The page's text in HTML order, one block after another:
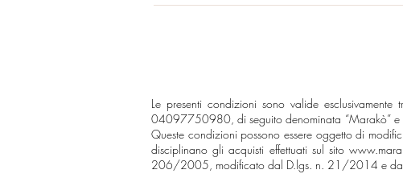
Le presenti condizioni sono valide
04097750980, di seguito denominata “Marakò” e
Queste condizioni possono essere oggetto di
disciplinano gli acquisti effettuati sul sito
206/2005, modificato dal D.lgs. n. 21/2014 e